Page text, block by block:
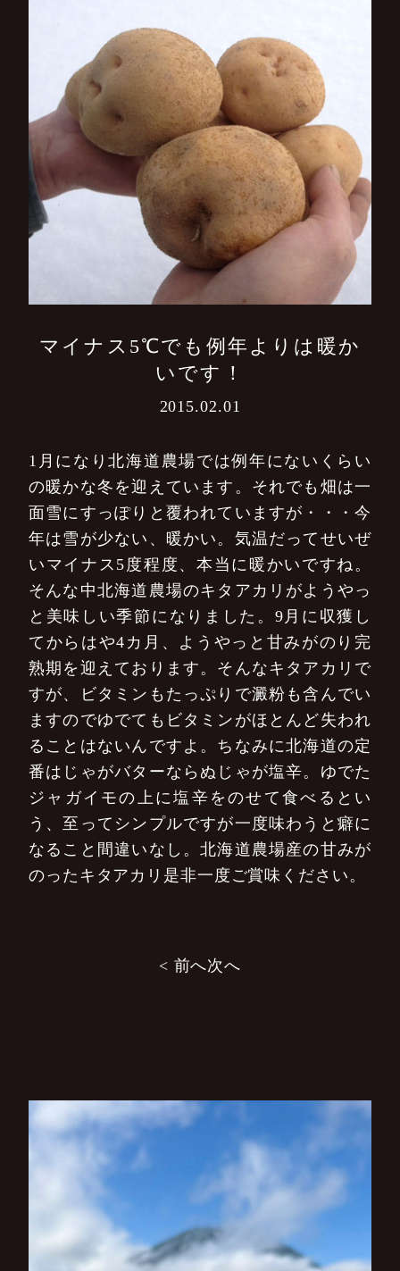
マイナス5℃でも例年よりは暖か
いです！
2015.02.01
1月になり北海道農場では例年にないくらい
の暖かな冬を迎えています。それでも畑は一
面雪にすっぽりと覆われていますが・・・今
年は雪が少ない、暖かい。気温だってせいぜ
いマイナス5度程度、本当に暖かいですね。
そんな中北海道農場のキタアカリがようやっ
と美味しい季節になりました。9月に収獲し
てからはや4カ月、ようやっと甘みがのり完
熟期を迎えております。そんなキタアカリで
すが、ビタミンもたっぷりで澱粉も含んでい
ますのでゆでてもビタミンがほとんど失われ
ることはないんですよ。ちなみに北海道の定
番はじゃがバターならぬじゃが塩辛。ゆでた
ジャガイモの上に塩辛をのせて食べるとい
う、至ってシンプルですが一度味わうと癖に
なること間違いなし。北海道農場産の甘みが
のったキタアカリ是非一度ご賞味ください。
シ
< 前へ次へ